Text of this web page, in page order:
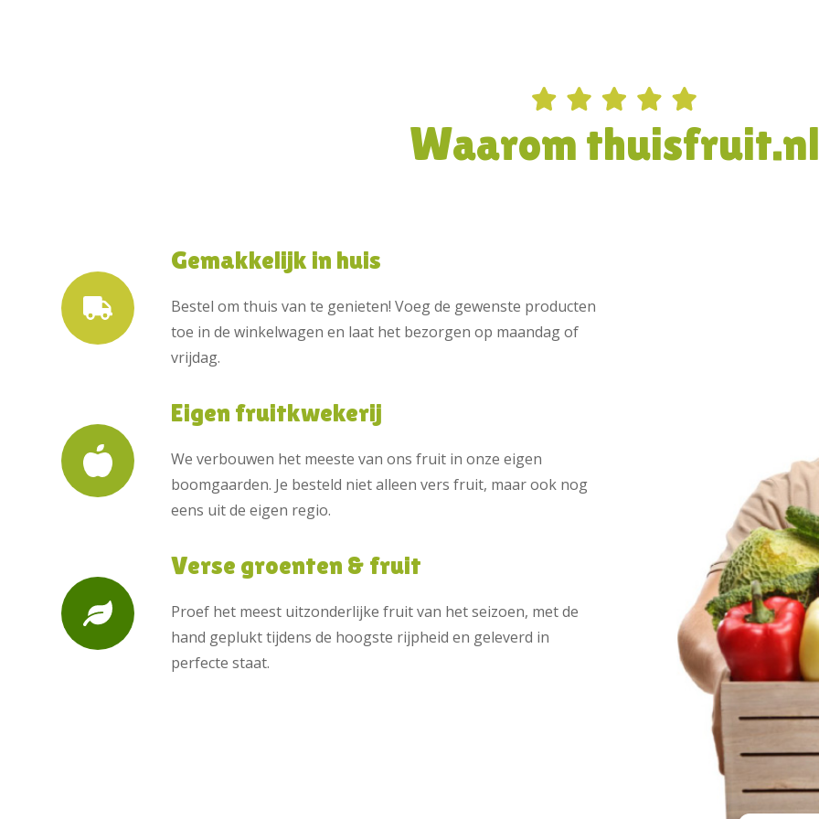
Waarom thuisfruit.nl
Gemakkelijk in huis
Bestel om thuis van te genieten! Voeg de gewenste producten
toe in de winkelwagen en laat het bezorgen op maandag of
vrijdag.
Eigen fruitkwekerij
We verbouwen het meeste van ons fruit in onze eigen
boomgaarden. Je besteld niet alleen vers fruit, maar ook nog
eens uit de eigen regio.
Verse groenten & fruit
Proef het meest uitzonderlijke fruit van het seizoen, met de
hand geplukt tijdens de hoogste rijpheid en geleverd in
perfecte staat.